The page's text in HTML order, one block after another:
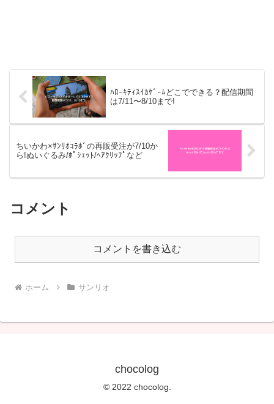
ﾊﾛｰｷﾃｨｽｲｶｹﾞｰﾑどこでできる？配信期間
は7/11〜8/10まで!
ちいかわ×ｻﾝﾘｵｺﾗﾎﾞの再販受注が7/10か
ら!ぬいぐるみ/ﾎﾟｼｪｯﾄ/ﾍｱｸﾘｯﾌﾟなど
コメント
コメントを書き込む
ホーム サンリオ
chocolog
© 2022 chocolog.